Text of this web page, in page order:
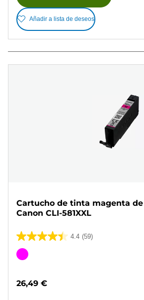
Añadir a lista de deseos
Cartucho de tinta magenta
Canon CLI-581XXL
4.4 (59)
4.4
de
59
Cartucho
26,49 €